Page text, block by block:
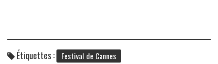
Étiquettes : Festival de Cannes